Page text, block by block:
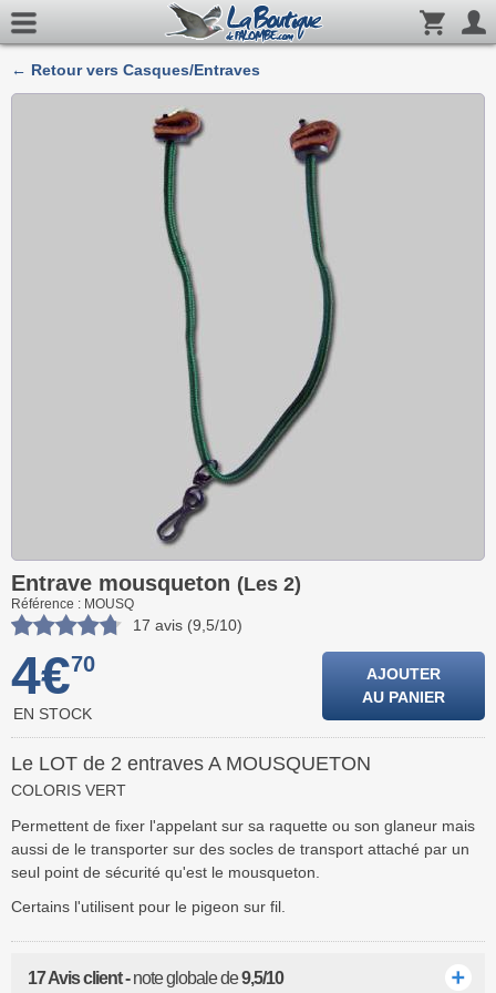
← Retour vers Casques/Entraves
Entrave mousqueton (Les 2)
Référence : MOUSQ
17 avis (9,5/10)
4€70
EN STOCK
AJOUTER
AU PANIER
Le LOT de 2 entraves A MOUSQUETON
COLORIS VERT
Permettent de fixer l'appelant sur sa raquette ou son glaneur mais
aussi de le transporter sur des socles de transport attaché par un
seul point de sécurité qu'est le mousqueton.
Certains l'utilisent pour le pigeon sur fil.
17 Avis client -note globale de9,5/10